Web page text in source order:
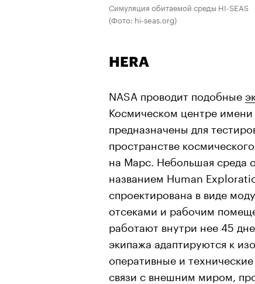
Симуляция обитаемой среды HI-SEAS
(Фото: hi-seas.org)
HERA
NASA проводит подобные
Космическом центре
предназначены для
пространстве
на Марс. Небольшая среда
названием Human
спроектирована в виде
отсеками и рабочим
работают внутри нее 45
экипажа адаптируются к
оперативные и
связи с внешним миром,